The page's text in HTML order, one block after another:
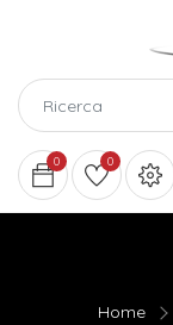
0 0
Home